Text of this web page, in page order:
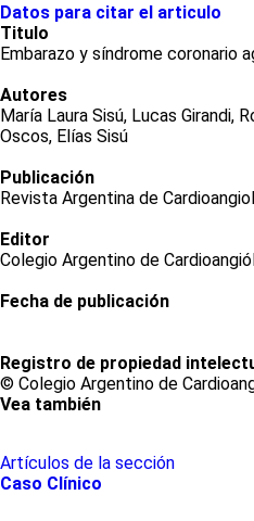
Datos para citar el articulo
Titulo
Embarazo y síndrome coronario
Autores
María Laura Sisú, Lucas Girandi,
Oscos, Elías Sisú
Publicación
Revista Argentina de
Editor
Colegio Argentino de
Fecha de publicación
Registro de propiedad
© Colegio Argentino de
Vea también
Artículos de la sección
Caso Clínico